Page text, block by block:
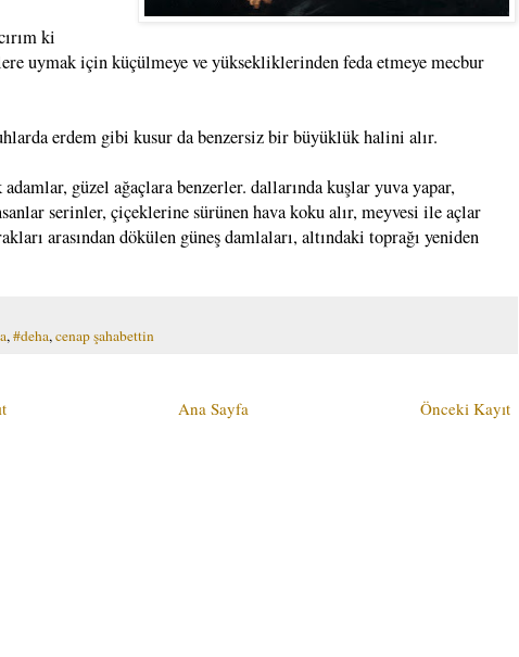
ki
uymak için küçülmeye ve yüksekliklerinden feda etmeye mecbur
erdem gibi kusur da benzersiz bir büyüklük halini alır.
güzel ağaçlara benzerler. dallarında kuşlar yuva yapar,
serinler, çiçeklerine sürünen hava koku alır, meyvesi ile açlar
arasından dökülen güneş damlaları, altındaki toprağı yeniden
,#deha,cenap şahabettin
Önceki Kayıt
Ana Sayfa